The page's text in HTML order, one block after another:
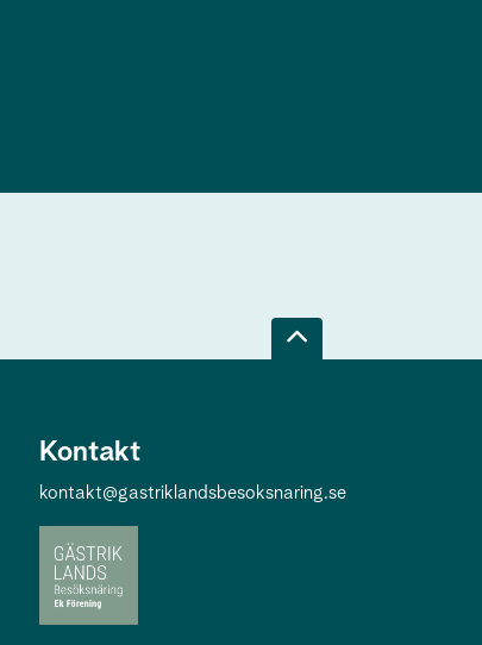
Kontakt
kontakt@gastriklandsbesoksnaring.se